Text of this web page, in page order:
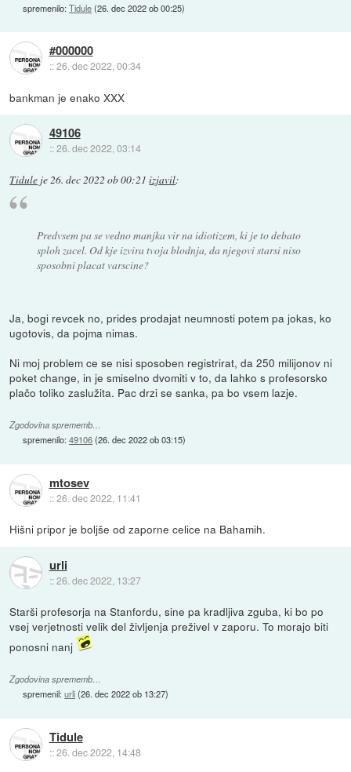
spremenilo:Tidule(26. dec 2022 ob 00:25)
#000000
::26. dec 2022, 00:34
bankman je enako XXX
49106
::26. dec 2022, 03:14
Tidule je26. dec 2022 ob 00:21 izjavil:
Predvsem pa se vedno manjka vir na idiotizem, ki je to debato
sploh zacel. Od kje izvira tvoja blodnja, da njegovi starsi niso
sposobni placat varscine?
Ja, bogi revcek no, prides prodajat neumnosti potem pa jokas, ko
ugotovis, da pojma nimas.
Ni moj problem ce se nisi sposoben registrirat, da 250 milijonov ni
poket change, in je smiselno dvomiti v to, da lahko s profesorsko
plačo toliko zaslužita. Pac drzi se sanka, pa bo vsem lazje.
Zgodovina sprememb…
spremenilo:49106(26. dec 2022 ob 03:15)
mtosev
::26. dec 2022, 11:41
Hišni pripor je boljše od zaporne celice na Bahamih.
urli
::26. dec 2022, 13:27
Starši profesorja na Stanfordu, sine pa kradljiva zguba, ki bo po
vsej verjetnosti velik del življenja preživel v zaporu. To morajo biti
ponosni nanj
Zgodovina sprememb…
spremenil:urli(26. dec 2022 ob 13:27)
Tidule
::26. dec 2022, 14:48